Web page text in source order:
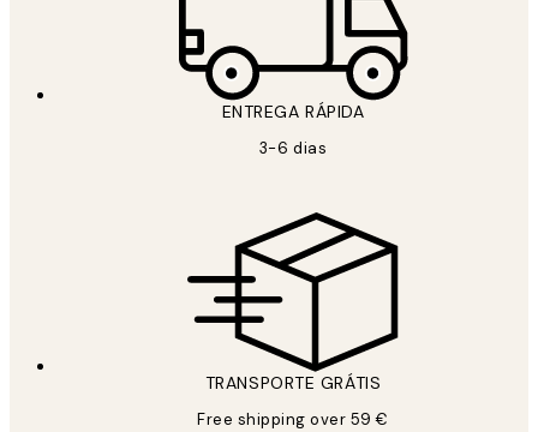
ENTREGA RÁPIDA
3-6 dias
TRANSPORTE GRÁTIS
Free shipping over 59 €